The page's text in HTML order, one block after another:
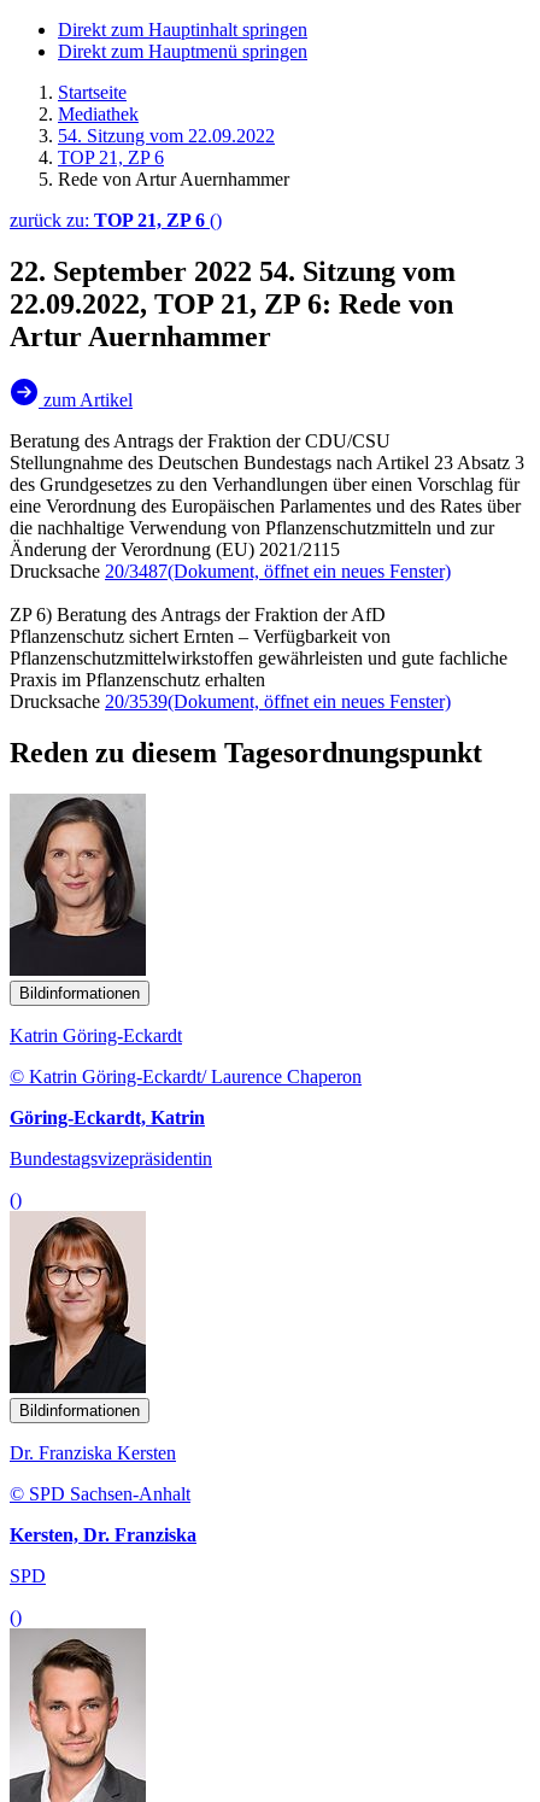
Direkt zum Hauptinhalt springen
Direkt zum Hauptmenü springen
Startseite
Mediathek
54. Sitzung vom 22.09.2022
TOP 21, ZP 6
Rede von Artur Auernhammer
zurück zu: TOP 21, ZP 6 ()
22. September 2022 54. Sitzung vom
22.09.2022, TOP 21, ZP 6: Rede von
Artur Auernhammer
zum Artikel
Beratung des Antrags der Fraktion der CDU/CSU
Stellungnahme des Deutschen Bundestags nach Artikel 23 Absatz 3
des Grundgesetzes zu den Verhandlungen über einen Vorschlag für
eine Verordnung des Europäischen Parlamentes und des Rates über
die nachhaltige Verwendung von Pflanzenschutzmitteln und zur
Änderung der Verordnung (EU) 2021/2115
Drucksache 20/3487(Dokument, öffnet ein neues Fenster)
ZP 6) Beratung des Antrags der Fraktion der AfD
Pflanzenschutz sichert Ernten – Verfügbarkeit von
Pflanzenschutzmittelwirkstoffen gewährleisten und gute fachliche
Praxis im Pflanzenschutz erhalten
Drucksache 20/3539(Dokument, öffnet ein neues Fenster)
Reden zu diesem Tagesordnungspunkt
Bildinformationen
Katrin Göring-Eckardt
© Katrin Göring-Eckardt/ Laurence Chaperon
Göring-Eckardt, Katrin
Bundestagsvizepräsidentin
()
Bildinformationen
Dr. Franziska Kersten
© SPD Sachsen-Anhalt
Kersten, Dr. Franziska
SPD
()